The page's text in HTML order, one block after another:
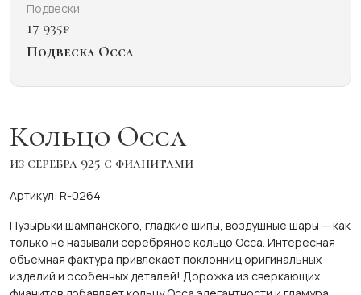
Подвески
17 935₽
Подвеска Occa
Кольцо Occa
из серебра 925 с фианитами
Артикул: R-0264
Пузырьки шампанского, гладкие шипы, воздушные шары — как
только не называли серебряное кольцо Occa. Интересная
объемная фактура привлекает поклонниц оригинальных
изделий и особенных деталей! Дорожка из сверкающих